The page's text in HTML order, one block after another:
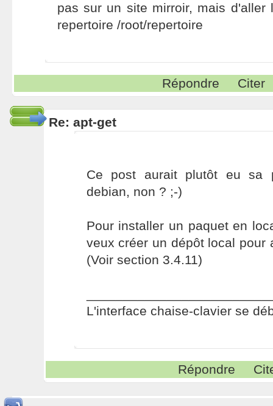
pas sur un site mirroir, mais d'aller
repertoire /root/repertoire
Répondre Citer
Re: apt-get
Ce post aurait plutôt eu sa
debian, non ? ;-)
Pour installer un paquet en
veux créer un dépôt local pour
(Voir section 3.4.11)
L'interface chaise-clavier se
Répondre